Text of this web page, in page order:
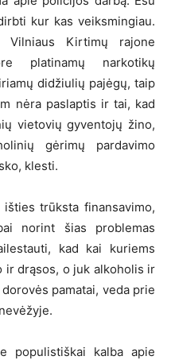
kur kas veiksmingiau.
Kirtimų rajone
platinamų narkotikų
didžiulių pajėgų, taip
nėra paslaptis ir tai, kad
vietovių gyventojų žino,
gėrimų pardavimo
klesti.
trūksta finansavimo,
norint šias problemas
kad kai kuriems
ir drąsos, o juk alkoholis ir
pamatai, veda prie
populistiškai kalba apie